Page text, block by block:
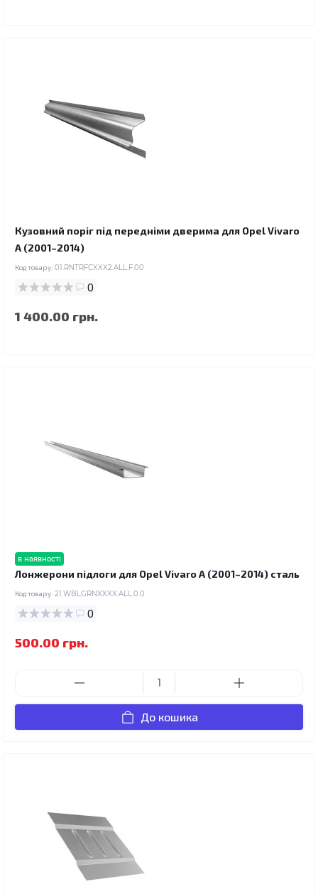
Кузовний поріг під передніми дверима для Opel Vivaro
A (2001–2014)
Код товару: 01.RNTRFCXXX2.ALL.F.00
0
1 400.00 грн.
в наявності
Лонжерони підлоги для Opel Vivaro A (2001–2014) сталь
Код товару: 21.WBLGRNXXXX.ALL.0.0
0
500.00 грн.
До кошика